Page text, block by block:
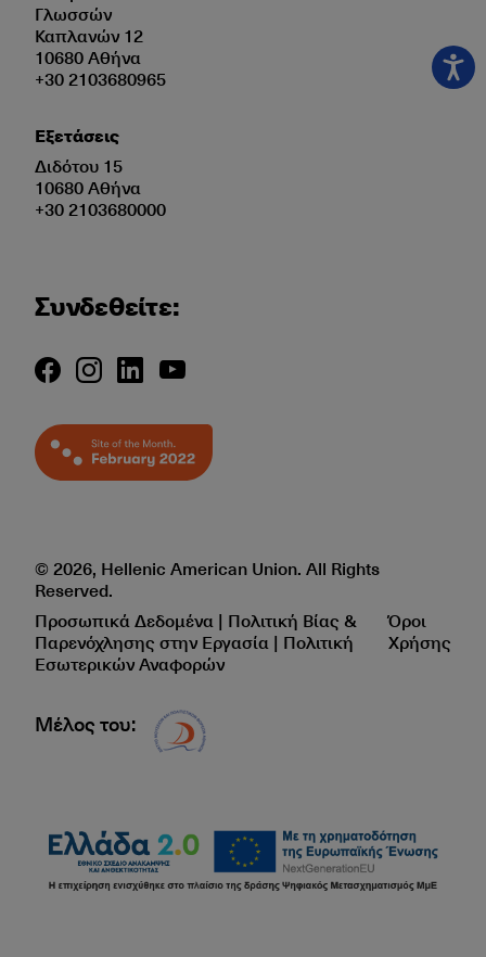
Γλωσσών
Καπλανών 12
10680 Αθήνα
+30 2103680965
Εξετάσεις
Διδότου 15
10680 Αθήνα
+30 2103680000
Συνδεθείτε:
© 2026, Hellenic American Union. All Rights
Reserved.
Προσωπικά Δεδομένα | Πολιτική Βίας &
Παρενόχλησης στην Εργασία | Πολιτική
Εσωτερικών Αναφορών
Όροι
Χρήσης
Μέλος του: